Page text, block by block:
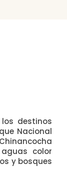
destinos
Nacional
color
y bosques